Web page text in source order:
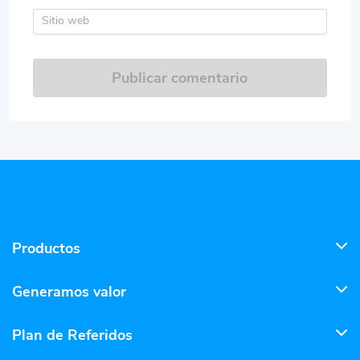
Sitio web
Publicar comentario
Productos
Generamos valor
Plan de Referidos